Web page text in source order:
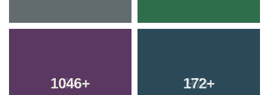
1046+ 172+